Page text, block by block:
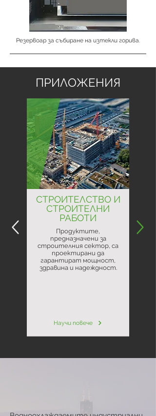
Резервоар за събиране на изтекли горива.
ПРИЛОЖЕНИЯ
СТРОИТЕЛСТВО И
СТРОИТЕЛНИ
РАБОТИ
Продуктите,
предназначени за
строителния сектор, са
проектирани да
гарантират мощност,
здравина и надеждност.
Научи повече